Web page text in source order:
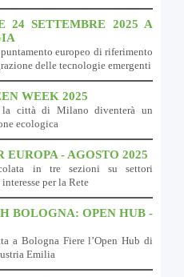
24 SETTEMBRE 2025 A
europeo di riferimento
delle tecnologie emergenti
WEEK 2025
città di Milano diventerà un
ecologica
EUROPA - AGOSTO 2025
in tre sezioni su settori
per la Rete
BOLOGNA: OPEN HUB -
a Bologna Fiere l’Open Hub di
Emilia